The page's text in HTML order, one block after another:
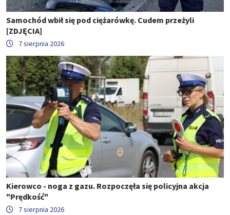
Samochód wbił się pod ciężarówkę. Cudem przeżyli
[ZDJĘCIA]
7 sierpnia 2026
Kierowco - noga z gazu. Rozpoczęła się policyjna akcja
"Prędkość"
7 sierpnia 2026